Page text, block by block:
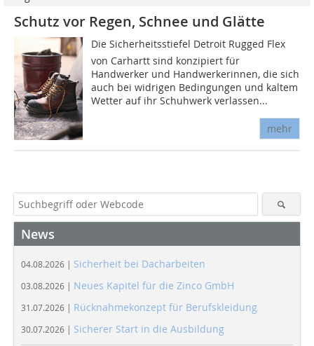
Schutz vor Regen, Schnee und Glätte
Die Sicherheitsstiefel Detroit Rugged Flex
von Carhartt sind konzipiert für
Handwerker und Handwerkerinnen, die sich
auch bei widrigen Bedingungen und kaltem
Wetter auf ihr Schuhwerk verlassen...
mehr
News
04.08.2026 | Sicherheit bei Dacharbeiten
03.08.2026 | Neues Kapitel für die Zinco GmbH
31.07.2026 | Rücknahmekonzept für Berufskleidung
30.07.2026 | Sicherer Start in die Ausbildung